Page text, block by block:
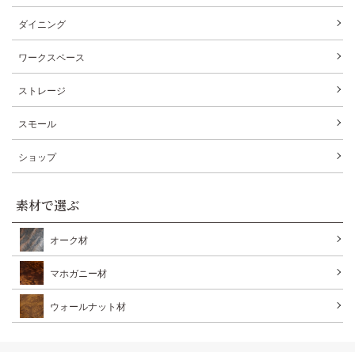
ダイニング
ワークスペース
ストレージ
スモール
ショップ
素材で選ぶ
オーク材
マホガニー材
ウォールナット材